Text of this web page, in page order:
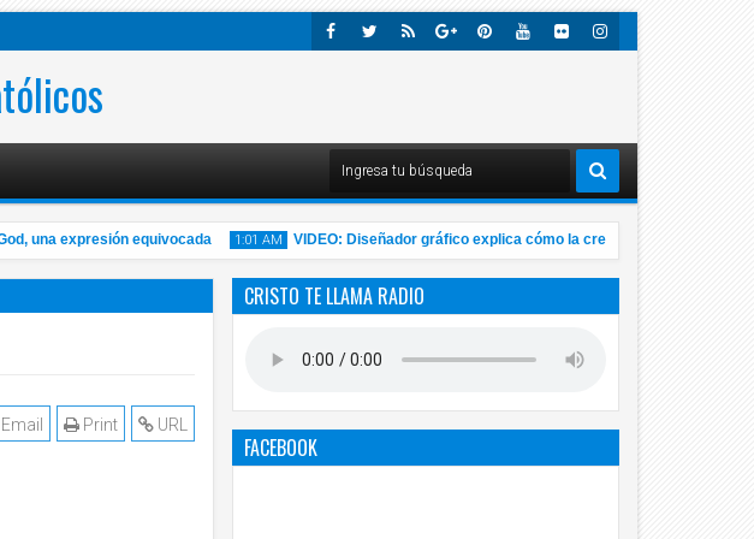
M
Plus
una expresión equivocada 1:01 AM
14
VIDEO: Diseñador gráfico explica cómo la creatividad ayuda a
URL
Print
Email
CRISTO TE LLAMA RADIO
FACEBOOK